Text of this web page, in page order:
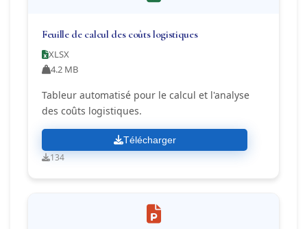
Feuille de calcul des coûts logistiques
XLSX
4.2 MB
Tableur automatisé pour le calcul et l'analyse
des coûts logistiques.
Télécharger
134